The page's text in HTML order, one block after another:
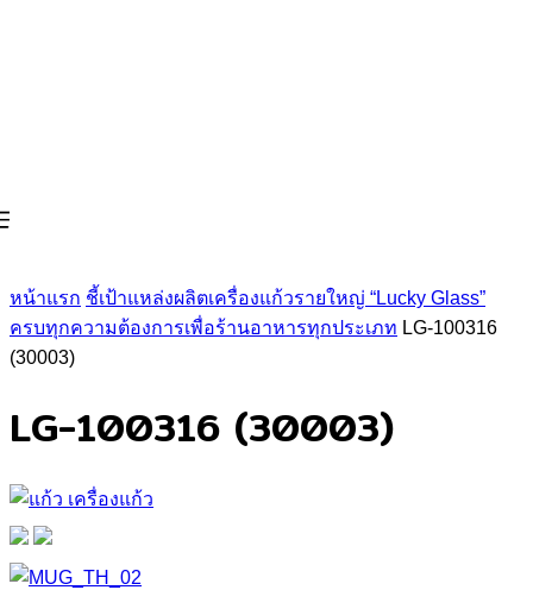
หน้าแรก ชี้เป้าแหล่งผลิตเครื่องแก้วรายใหญ่ “Lucky Glass”
ครบทุกความต้องการเพื่อร้านอาหารทุกประเภท LG-100316
(30003)
LG-100316 (30003)